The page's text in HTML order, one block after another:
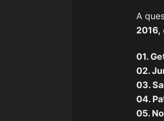
A
2016,
01.
02.
03.
04.
05.